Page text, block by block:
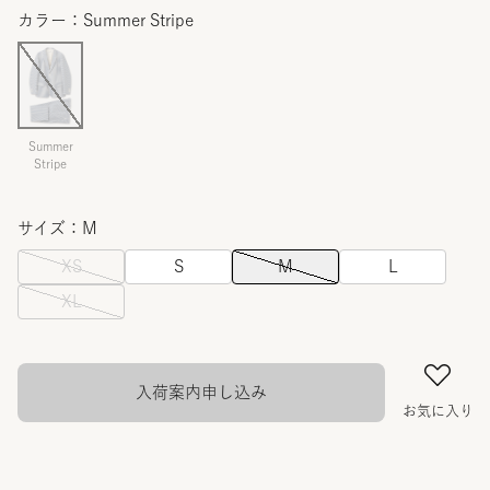
カラー：Summer Stripe
Summer
Stripe
サイズ：M
XS S M
XL
お気に入り
入荷案内申し込み